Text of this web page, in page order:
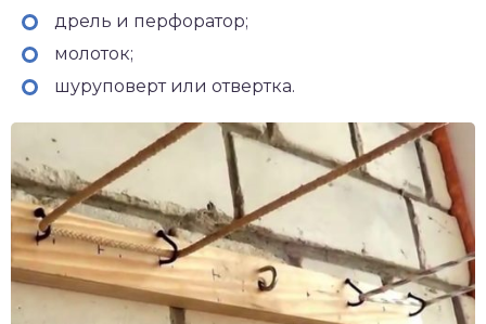
дрель и перфоратор;
молоток;
шуруповерт или отвертка.